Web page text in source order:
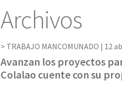
Archivos
TRABAJO MANCOMUNADO | 12
Avanzan los proyectos
Colalao cuente con su